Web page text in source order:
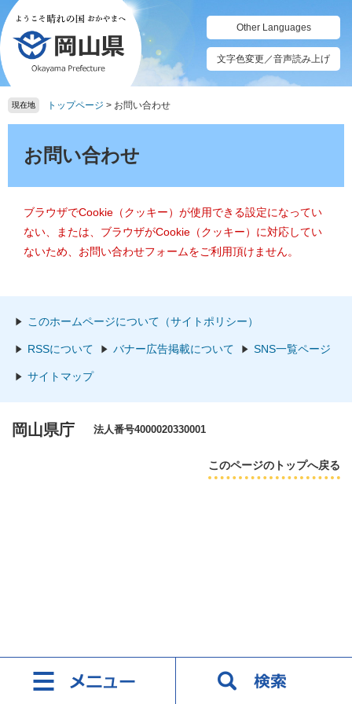
ペ
ー
ジ
の
先
頭
す。
メ
ニ
ュ
ー
を
飛
し
へ
Other Languages
文字色変更／音声読み上げ
現在地 トップページ > お問い合わせ
お問い合わせ
ブラウザでCookie（クッキー）が使用できる設定になってい
ない、または、ブラウザがCookie（クッキー）に対応してい
ないため、お問い合わせフォームをご利用頂けません。
このホームページについて（サイトポリシー）
RSSについて バナー広告掲載について SNS一覧ページ
サイトマップ
岡山県庁 法人番号4000020330001
このページのトップへ戻る